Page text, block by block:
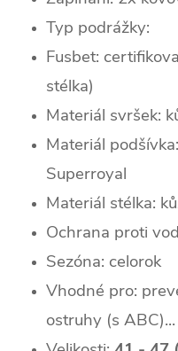
Typ podrážky:
Fusbet:
stélka)
Materiál svršek:
Materiál
Superroyal
Materiál stélka:
Ochrana proti
Sezóna: celorok
Vhodné pro:
ostruhy (s ABC)...